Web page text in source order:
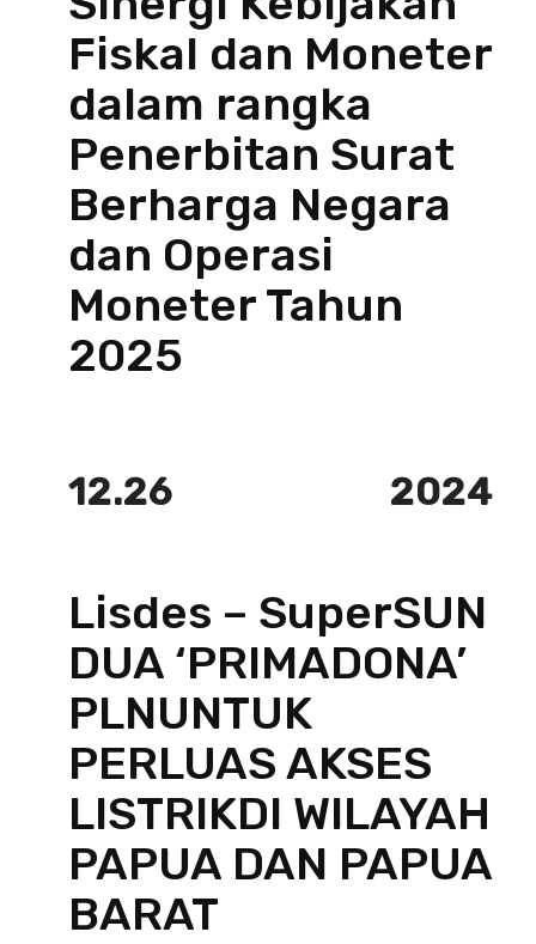
Fiskal dan Moneter
dalam rangka
Penerbitan Surat
Berharga Negara
dan Operasi
Moneter Tahun
2025
12.26 2024
Lisdes – SuperSUN
DUA ‘PRIMADONA’
PLNUNTUK
PERLUAS AKSES
LISTRIKDI WILAYAH
PAPUA DAN PAPUA
BARAT